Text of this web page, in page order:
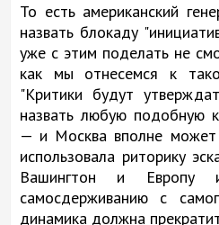
То есть американский
назвать блокаду
уже с этим поделать не
как мы отнесемся к
"Критики будут
назвать любую подобную
— и Москва вполне может
использовала риторику
Вашингтон и
самосдерживанию с
динамика должна